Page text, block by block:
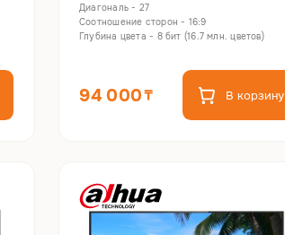
Диагональ - 27
Соотношение сторон - 16:9
Глубина цвета - 8 бит (16.7 млн. цветов)
94 000 В корзину